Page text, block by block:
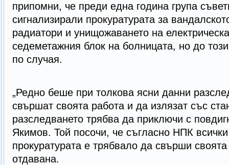
припомни, че преди една година група
сигнализирали прокуратурата за
радиатори и унищожаването на
седеметажния блок на болницата, но до
по случая.
„Редно беше при толкова ясни данни
свършат своята работа и да излязат със
разследването трябва да приключи с
Якимов. Той посочи, че съгласно НПК всички
прокуратурата е трябвало да свърши
отдавана.